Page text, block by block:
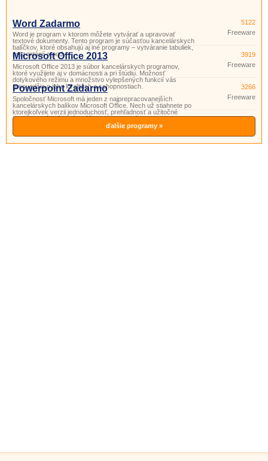
Word Zadarmo
Word je program v ktorom môžete vytvárať a upravovať
textové dokumenty. Tento program je súčasťou kancelárskych
balíčkov, ktoré obsahujú aj iné programy – vytváranie tabuliek,
prezentácií a pod.
5122
Freeware
Microsoft Office 2013
Microsoft Office 2013 je súbor kancelárskych programov,
ktoré využijete aj v domácnosti a pri štúdiu. Možnosť
dotykového režimu a množstvo vylepšených funkcií vás
presvedčia o jeho kvalitách a schopnostiach.
3919
Freeware
Powerpoint Zadarmo
Spoločnosť Microsoft má jeden z najprepracovanejších
kancelárskych balíkov Microsoft Office. Nech už stiahnete po
ktorejkoľvek verzii jednoduchosť, prehľadnosť a užitočné
funkcie si vás získajú. Súčasťou tohto balíka je aj program
PowerPoint. Powerpoint je program vhodný na prípravu
3266
Freeware
ďalšie programy »